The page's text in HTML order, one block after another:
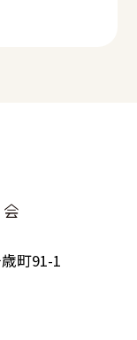
町91-1